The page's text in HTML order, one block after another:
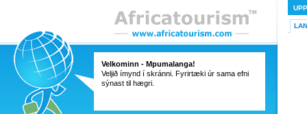
Velkominn - Mpumalanga!
Veljið ímynd í skránni. Fyrirtæki úr sama efni
sýnast til hægri.